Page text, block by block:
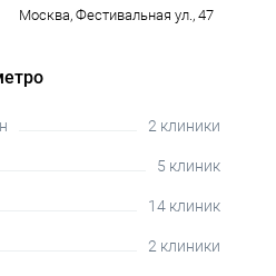
Москва, Фестивальная ул., 47
2 клиники
5 клиник
14 клиник
2 клиники